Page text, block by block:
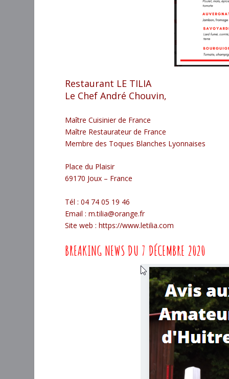
Restaurant LE TILIA
Le Chef André Chouvin,
Maître Cuisinier de France
Maître Restaurateur de France
Membre des Toques Blanches Lyonnaises
Place du Plaisir
69170 Joux – France
Tél : 04 74 05 19 46
Email :m.tilia@orange.fr
Site web :https://www.letilia.com
BREAKING NEWS DU 7 DÉCEMBRE 2020